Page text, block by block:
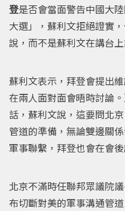
登是否會當面警告中國大
大選」，蘇利文拒絕證實
說，而不是蘇利文在講台
蘇利文表示，拜登會提出
在兩人面對面會晤時討論
話，蘇利文說，這要問北
管道的準備，無論雙邊關
軍事聯繫，拜登也會在會
北京不滿時任聯邦眾議院
布切斷對美的軍事溝通管